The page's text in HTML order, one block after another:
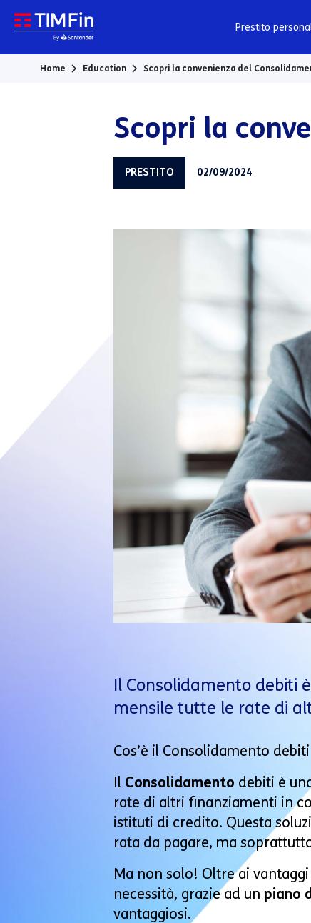
Prestito
Home Education Scopri la convenienza del
Scopri la
PRESTITO 02/09/2024
Il Consolidamento debiti
mensile tutte le rate di
Cos’è il Consolidamento
Il Consolidamento debiti è
rate di altri finanziamenti in
istituti di credito. Questa
rata da pagare, ma
Ma non solo! Oltre ai
necessità, grazie ad un piano
vantaggiosi.